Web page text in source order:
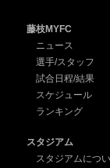
藤枝MYFC
ニュース
選手/スタッフ
試合日程/結果
スケジュール
ランキング
スタジアム
スタジアムにつ